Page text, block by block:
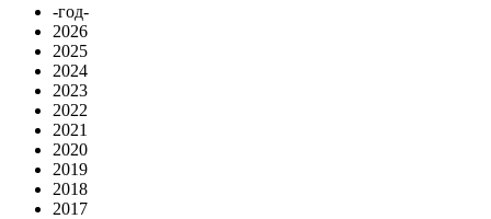
-год-
2026
2025
2024
2023
2022
2021
2020
2019
2018
2017